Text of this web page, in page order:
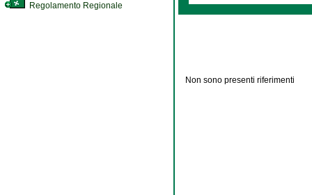
Regolamento Regionale
Non sono presenti riferimenti